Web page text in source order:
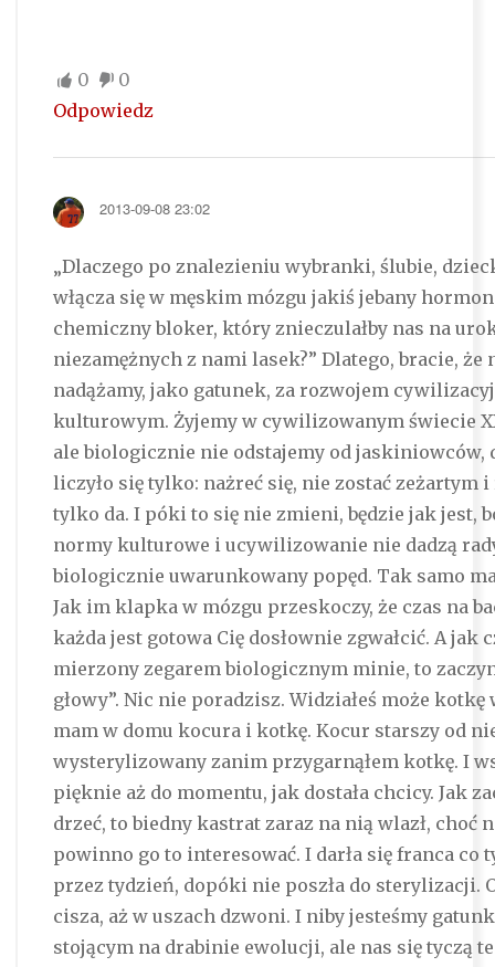
0
0
Odpowiedz
2013-09-08 23:02
„Dlaczego po znalezieniu wybranki, ślubie,
włącza się w męskim mózgu jakiś jebany
chemiczny bloker, który znieczulałby nas na
niezamężnych z nami lasek?” Dlatego, bracie, że
nadążamy, jako gatunek, za rozwojem
kulturowym. Żyjemy w cywilizowanym świecie
ale biologicznie nie odstajemy od jaskiniowców,
liczyło się tylko: nażreć się, nie zostać zeżartym
tylko da. I póki to się nie zmieni, będzie jak jest,
normy kulturowe i ucywilizowanie nie dadzą
biologicznie uwarunkowany popęd. Tak samo
Jak im klapka w mózgu przeskoczy, że czas na
każda jest gotowa Cię dosłownie zgwałcić. A jak
mierzony zegarem biologicznym minie, to
głowy”. Nic nie poradzisz. Widziałeś może kotkę
mam w domu kocura i kotkę. Kocur starszy od
wysterylizowany zanim przygarnąłem kotkę. I
pięknie aż do momentu, jak dostała chcicy. Jak
drzeć, to biedny kastrat zaraz na nią wlazł, choć
powinno go to interesować. I darła się franca co
przez tydzień, dopóki nie poszła do sterylizacji.
cisza, aż w uszach dzwoni. I niby jesteśmy
stojącym na drabinie ewolucji, ale nas się tyczą